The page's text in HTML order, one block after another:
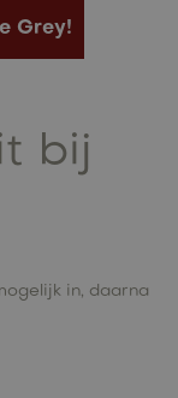
Grey!
bij
in, daarna